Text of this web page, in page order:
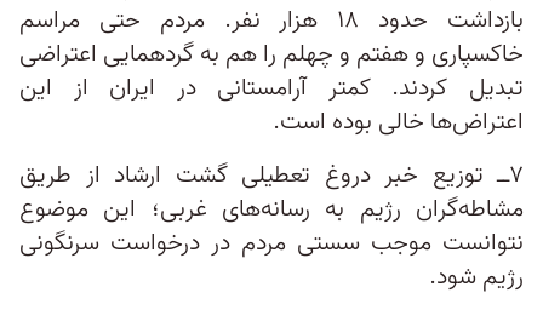
بازداشت حدود ۱۸ هزار نفر. مردم حتی مراسم
خاکسپاری و هفتم و چهلم را هم به گردهمایی اعتراضی
تبدیل کردند. کمتر آرامستانی در ایران از این
اعتراض‌ها خالی بوده است.
۷ــ توزیع خبر دروغ تعطیلی گشت ارشاد از طریق
مشاطه‌گران رژیم به رسانه‌های غربی؛ این موضوع
نتوانست موجب سستی مردم در درخواست سرنگونی
رژیم شود.